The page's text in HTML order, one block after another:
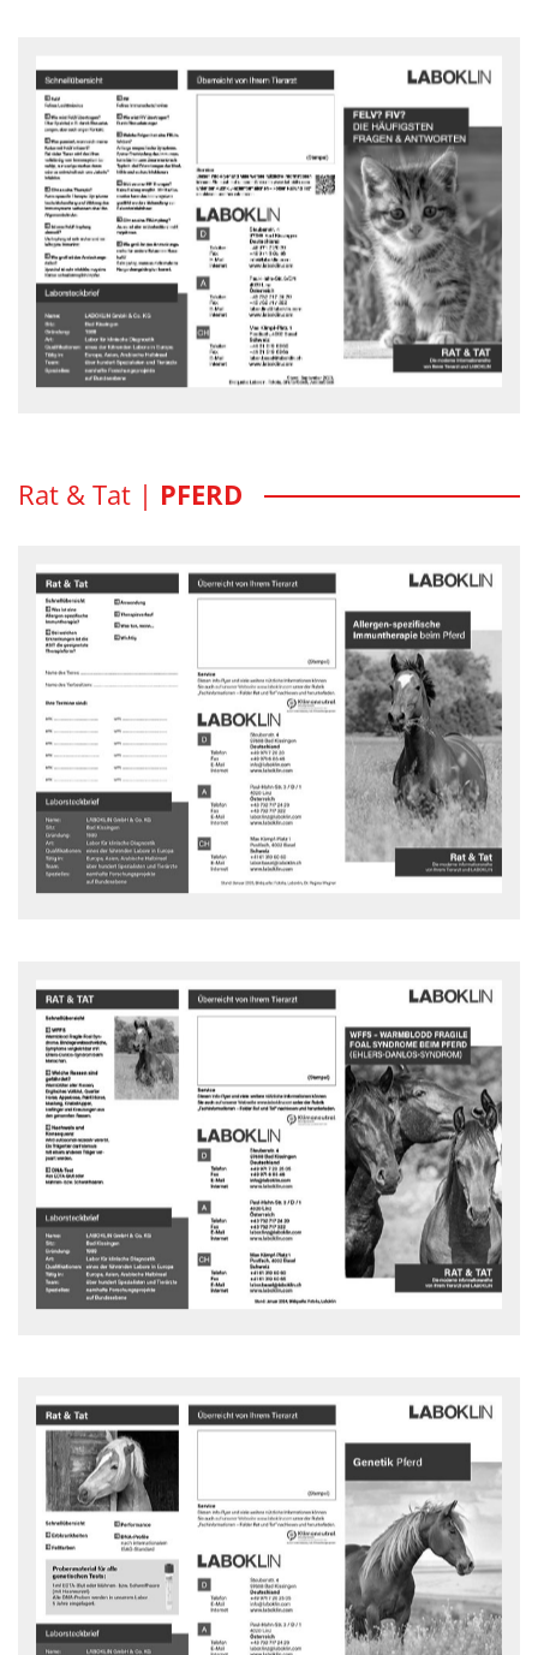
FELV? FIV?
Die häufigsten Fragen und Antworten...
Rat und Tat Flyer - downloaden
Rat & Tat | PFERD
Allergen-spezifische
Immuntherapie
Was ist eine Allergen-spezifische Immuntherapie
(ASIT, Hyposensibilisierung)?
Rat und Tat Flyer - downloaden
WFFS beim Pferd
Warmblood Fragile Foal Syndrome beim Pferd
(Ehlers-Danlos-Syndrom)
Rat und Tat Flyer - downloaden
Genetik bei Pferd
LABOKLIN steht seit vielen Jahren für qualitativ hochwertige
Labordiagnostik für Tierärzte, auch im Bereich Genetik.
Rat und Tat Flyer - downloaden